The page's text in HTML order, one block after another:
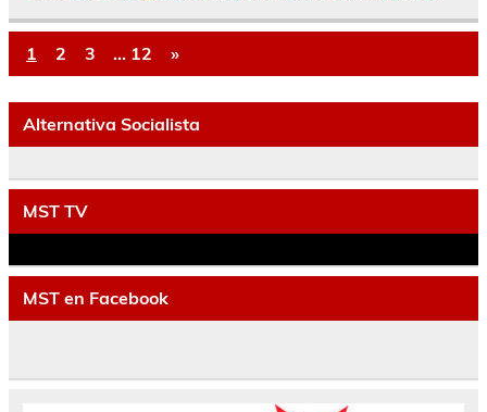
1 2 3 … 12 »
Alternativa Socialista
MST TV
MST en Facebook